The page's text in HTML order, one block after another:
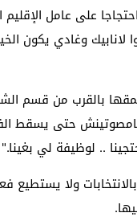
على عامل
ليهم سيروا لانابيك
بالقرب من قسم
حتى يسقط
.. لوظيفة لي بغينا".
ولا